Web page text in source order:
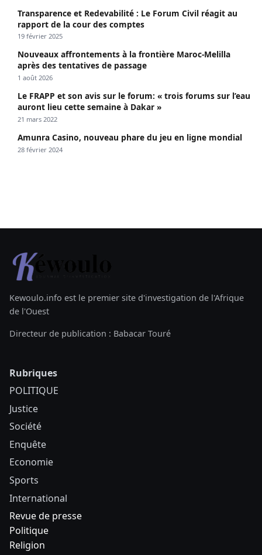
Transparence et Redevabilité : Le Forum Civil réagit au
rapport de la cour des comptes
19 février 2025
Nouveaux affrontements à la frontière Maroc-Melilla
après des tentatives de passage
1 août 2026
Le FRAPP et son avis sur le forum: « trois forums sur l’eau
auront lieu cette semaine à Dakar »
21 mars 2022
Amunra Casino, nouveau phare du jeu en ligne mondial
28 février 2024
Kewoulo.info est le premier site d'investigation de l'Afrique
de l'Ouest
Directeur de publication : Babacar Touré
Rubriques
POLITIQUE
Justice
Société
Enquête
Economie
Sports
International
Revue de presse
Politique
Religion